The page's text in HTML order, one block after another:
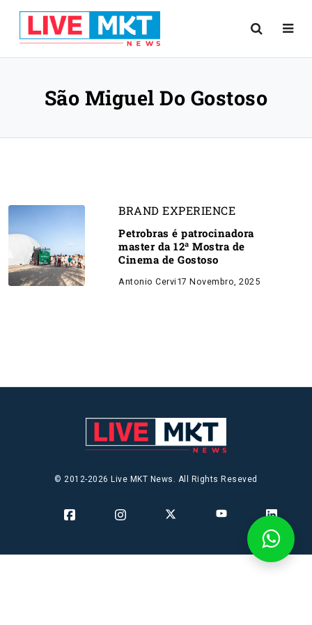
São Miguel Do Gostoso
BRAND EXPERIENCE
Petrobras é patrocinadora
master da 12ª Mostra de
Cinema de Gostoso
Antonio Cervi 17 Novembro, 2025
© 2012-2026 Live MKT News. All Rights Reseved